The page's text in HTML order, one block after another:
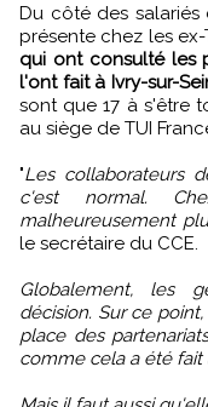
Du côté des
présente chez les
qui ont consulté les
l'ont fait à Ivry-sur-
sont que 17 à s'être
au siège de TUI
"Les collaborateurs
c'est normal.
malheureusement
le secrétaire du CCE.
Globalement, les
décision. Sur ce
place des
comme cela a été fait